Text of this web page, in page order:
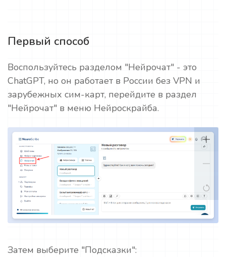
Первый способ
Воспользуйтесь разделом "Нейрочат" - это
ChatGPT, но он работает в России без VPN и
зарубежных сим-карт, перейдите в раздел
"Нейрочат" в меню Нейроскрайба.
Затем выберите "Подсказки":